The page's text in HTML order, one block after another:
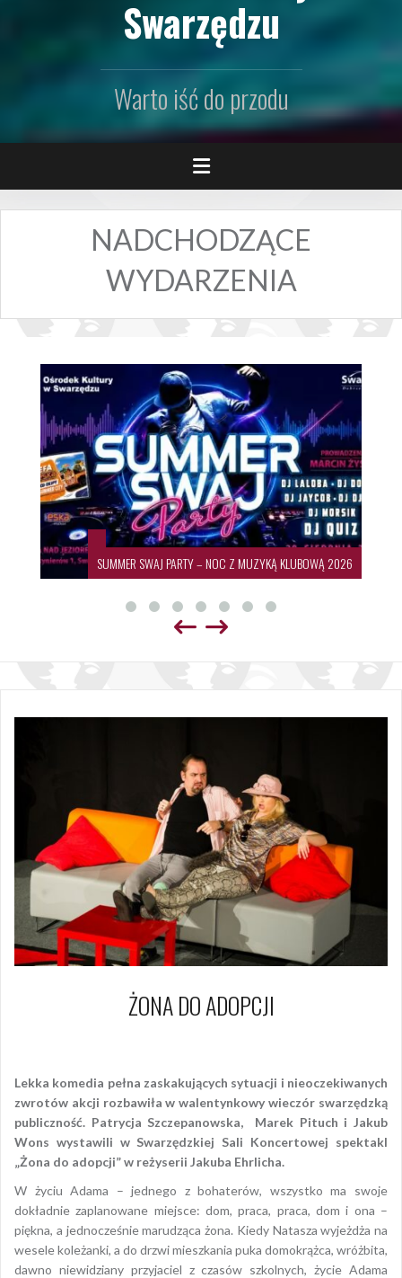
Swarzędzu
Warto iść do przodu
NADCHODZĄCE
WYDARZENIA
SUMMER SWAJ PARTY – NOC Z MUZYKĄ KLUBOWĄ 2026
ŻONA DO ADOPCJI
Lekka komedia pełna zaskakujących sytuacji i nieoczekiwanych
zwrotów akcji rozbawiła w walentynkowy wieczór swarzędzką
publiczność. Patrycja Szczepanowska, Marek Pituch i Jakub
Wons wystawili w Swarzędzkiej Sali Koncertowej spektakl
„Żona do adopcji” w reżyserii Jakuba Ehrlicha.
W życiu Adama – jednego z bohaterów, wszystko ma swoje
dokładnie zaplanowane miejsce: dom, praca, praca, dom i ona –
piękna, a jednocześnie marudząca żona. Kiedy Natasza wyjeżdża na
wesele koleżanki, a do drzwi mieszkania puka domokrążca, wróżbita,
dawno niewidziany przyjaciel z czasów szkolnych, życie Adama